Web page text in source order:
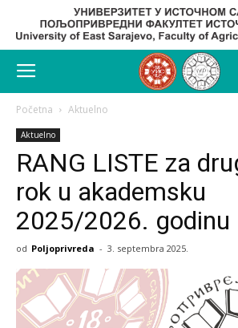
Početna Aktuelno
Aktuelno
RANG LISTE za
rok u akademsku
2025/2026. godinu
od Poljoprivreda - 3. septembra 2025.